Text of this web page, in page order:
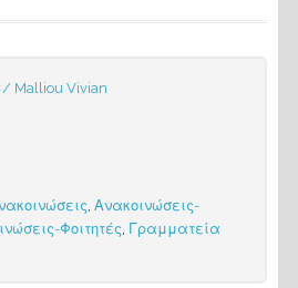
Malliou Vivian
, Ανακοινώσεις-
Φοιτητές, Γραμματεία